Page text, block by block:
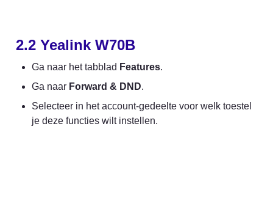
2.2 Yealink W70B
Ga naar het tabblad Features.
Ga naar Forward & DND.
Selecteer in het account-gedeelte voor welk toestel
je deze functies wilt instellen.